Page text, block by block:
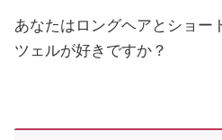
あなたはロングヘアとショー
ツェルが好きですか？